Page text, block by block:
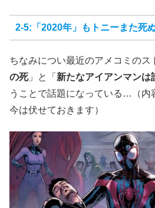
2-5:「2020年」もトニーまた死
ちなみについ最近のアメコミのス
の死」と「 新たなアイアンマンは
うことで話題になっている…（内
今は伏せておきます）